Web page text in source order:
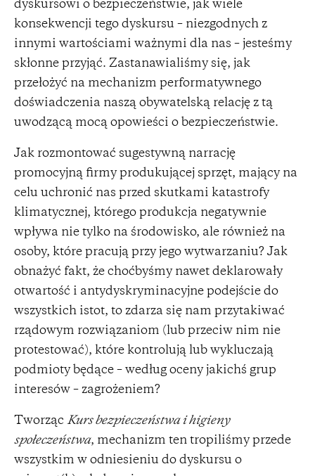
dyskursowi o bezpieczeństwie, jak wiele
konsekwencji tego dyskursu – niezgodnych z
innymi wartościami ważnymi dla nas – jesteśmy
skłonne przyjąć. Zastanawialiśmy się, jak
przełożyć na mechanizm performatywnego
doświadczenia naszą obywatelską relację z tą
uwodzącą mocą opowieści o bezpieczeństwie.
Jak rozmontować sugestywną narrację
promocyjną firmy produkującej sprzęt, mający na
celu uchronić nas przed skutkami katastrofy
klimatycznej, którego produkcja negatywnie
wpływa nie tylko na środowisko, ale również na
osoby, które pracują przy jego wytwarzaniu? Jak
obnażyć fakt, że choćbyśmy nawet deklarowały
otwartość i antydyskryminacyjne podejście do
wszystkich istot, to zdarza się nam przytakiwać
rządowym rozwiązaniom (lub przeciw nim nie
protestować), które kontrolują lub wykluczają
podmioty będące – według oceny jakichś grup
interesów – zagrożeniem?
Tworząc Kurs bezpieczeństwa i higieny
społeczeństwa, mechanizm ten tropiliśmy przede
wszystkim w odniesieniu do dyskursu o